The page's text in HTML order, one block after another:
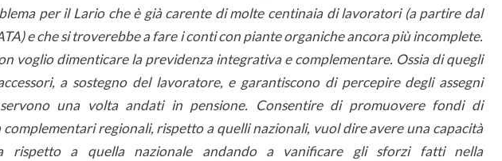
per il Lario che è già carente di molte centinaia di lavoratori (a partire dal
e che si troverebbe a fare i conti con piante organiche ancora più incomplete.
voglio dimenticare la previdenza integrativa e complementare. Ossia di quegli
a sostegno del lavoratore, e garantiscono di percepire degli assegni
una volta andati in pensione. Consentire di promuovere fondi di
regionali, rispetto a quelli nazionali, vuol dire avere una capacità
rispetto a quella nazionale andando a vanificare gli sforzi fatti nella